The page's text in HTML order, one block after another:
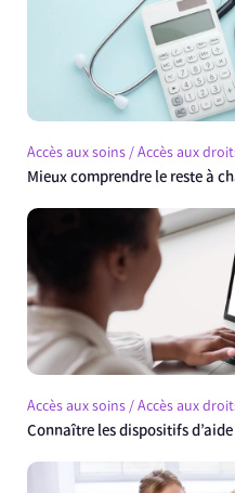
Accès aux soins / Accès aux
Mieux comprendre le reste à
Accès aux soins / Accès aux
Connaître les dispositifs